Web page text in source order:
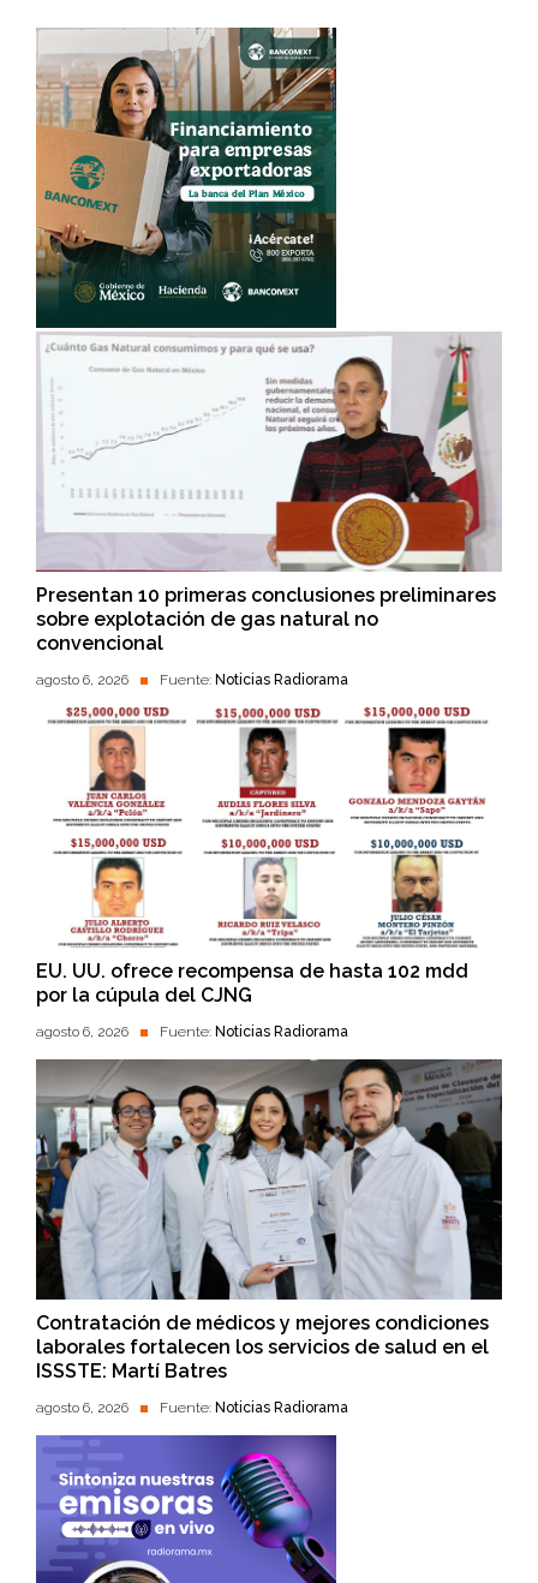
Presentan 10 primeras conclusiones preliminares
sobre explotación de gas natural no
convencional
agosto 6, 2026 Fuente: Noticias Radiorama
EU. UU. ofrece recompensa de hasta 102 mdd
por la cúpula del CJNG
agosto 6, 2026 Fuente: Noticias Radiorama
Contratación de médicos y mejores condiciones
laborales fortalecen los servicios de salud en el
ISSSTE: Martí Batres
agosto 6, 2026 Fuente: Noticias Radiorama